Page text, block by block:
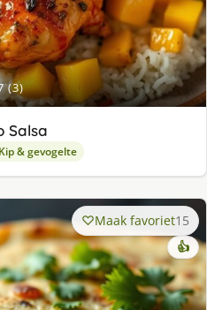
(3)
Salsa
Kip & gevogelte
Maak favoriet15
👍